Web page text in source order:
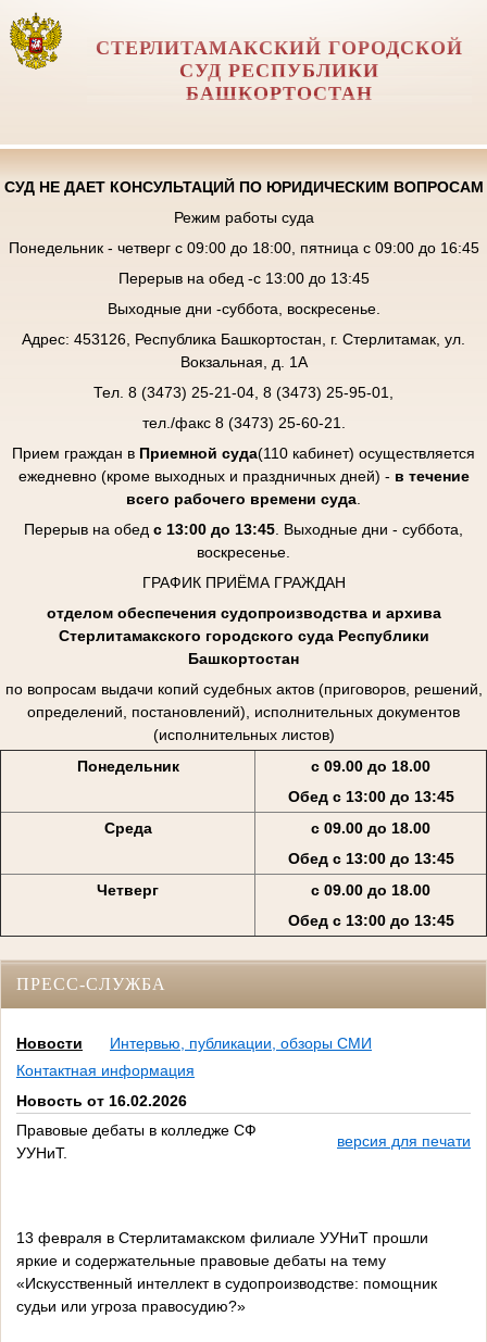
СТЕРЛИТАМАКСКИЙ ГОРОДСКОЙ
СУД РЕСПУБЛИКИ
БАШКОРТОСТАН
СУД НЕ ДАЕТ КОНСУЛЬТАЦИЙ ПО ЮРИДИЧЕСКИМ ВОПРОСАМ
Режим работы суда
Понедельник - четверг с 09:00 до 18:00, пятница с 09:00 до 16:45
Перерыв на обед -с 13:00 до 13:45
Выходные дни -суббота, воскресенье.
Адрес: 453126, Республика Башкортостан, г. Стерлитамак, ул.
Вокзальная, д. 1А
Тел. 8 (3473) 25-21-04, 8 (3473) 25-95-01,
тел./факс 8 (3473) 25-60-21.
Прием граждан в Приемной суда(110 кабинет) осуществляется
ежедневно (кроме выходных и праздничных дней) - в течение
всего рабочего времени суда
Перерыв на обед с 13:00 до 13:45 . Выходные дни - суббота,
воскресенье.
ГРАФИК ПРИЁМА ГРАЖДАН
отделом обеспечения судопроизводства и архива
Стерлитамакского городского суда Республики
Башкортостан
по вопросам выдачи копий судебных актов (приговоров, решений,
определений, постановлений), исполнительных документов
(исполнительных листов)
Понедельник
с 09.00 до 18.00
Обед с 13:00 до 13:45
Среда
с 09.00 до 18.00
Обед с 13:00 до 13:45
Четверг
с 09.00 до 18.00
Обед с 13:00 до 13:45
ПРЕСС-СЛУЖБА
Новости
Интервью, публикации, обзоры СМИ
Контактная информация
Новость от 16.02.2026
Правовые дебаты в колледже СФ
УУНиТ.
версия для печати
13 февраля в Стерлитамакском филиале УУНиТ прошли
яркие и содержательные правовые дебаты на тему
«Искусственный интеллект в судопроизводстве: помощник
судьи или угроза правосудию?»